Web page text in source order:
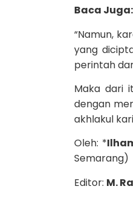
Baca Juga:
“Namun,
yang
perintah
Maka dari
dengan
akhlakul
Oleh: *
Semarang)
Editor: M.